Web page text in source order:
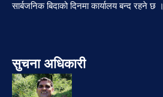
सार्बजनिक बिदाको दिनमा कार्यालय बन्द रहने छ ।
सुचना अधिकारी